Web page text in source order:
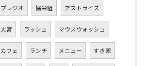
プレジオ 協栄組 アストライズ
大宮 ラッシュ マウスウォッシュ
カフェ ランチ メニュー すき家